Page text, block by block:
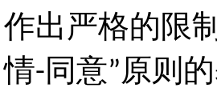
作出严格的限
情-同意”原则